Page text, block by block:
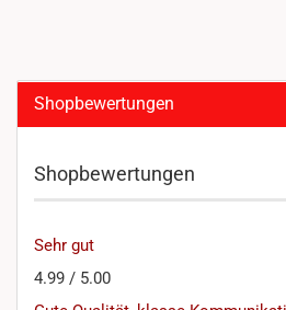
Shopbewertungen
Shopbewertungen
Sehr gut
4.99 / 5.00